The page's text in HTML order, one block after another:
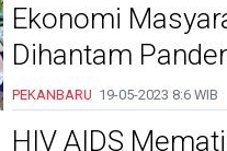
Ekonomi
Dihantam
PEKANBARU 19-05-2023 8:6 WIB
HIV AIDS